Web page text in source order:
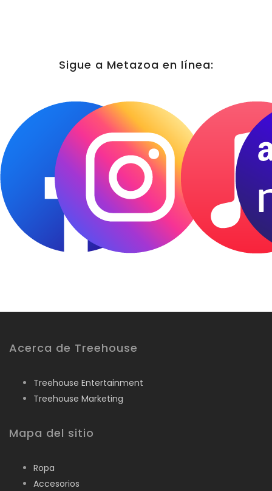
Sigue a Metazoa en línea:
Acerca de Treehouse
Treehouse Entertainment
Treehouse Marketing
Mapa del sitio
Ropa
Accesorios